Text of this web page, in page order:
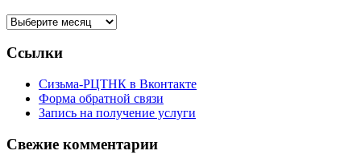
Архивы
Ссылки
Сизьма-РЦТНК в Вконтакте
Форма обратной связи
Запись на получение услуги
Свежие комментарии